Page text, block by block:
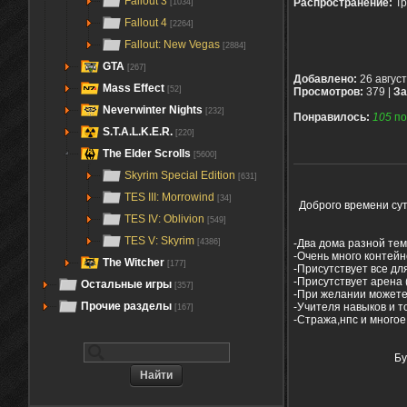
[1034]
Fallout 4 [2264]
Fallout: New Vegas [2884]
GTA [267]
Mass Effect [52]
Neverwinter Nights [232]
S.T.A.L.K.E.R. [220]
The Elder Scrolls [5600]
Skyrim Special Edition [631]
TES III: Morrowind [34]
TES IV: Oblivion [549]
TES V: Skyrim [4386]
The Witcher [177]
Остальные игры [357]
Прочие разделы [167]
Распространение:
Добавлено: 26
Просмотров: 379 |
Понравилось: 105
Доброго времени
-Два дома разной
-Очень много
-Присутствует все
-Присутствует
-При желании можете
-Учителя навыков и
-Стража,нпс и многое